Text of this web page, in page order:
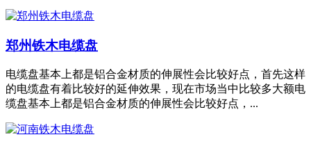
郑州铁木电缆盘
电缆盘基本上都是铝合金材质的伸展性会比较好点，首先这样
的电缆盘有着比较好的延伸效果，现在市场当中比较多大额电
缆盘基本上都是铝合金材质的伸展性会比较好点，...